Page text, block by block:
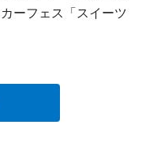
ーフェス「スイーツ